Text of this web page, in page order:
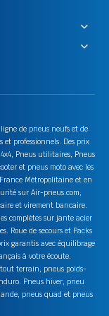
de pneus neufs et de
professionnels. Des prix
Pneus utilitaires, Pneus
et pneus moto avec les
Métropolitaine et en
sur Air-pneus.com,
et virement bancaire.
complètes sur jante acier
Roue de secours et Packs
garantis avec équilibrage
à votre écoute.
terrain, pneus poids-
Pneus hiver, pneu
pneus quad et pneus